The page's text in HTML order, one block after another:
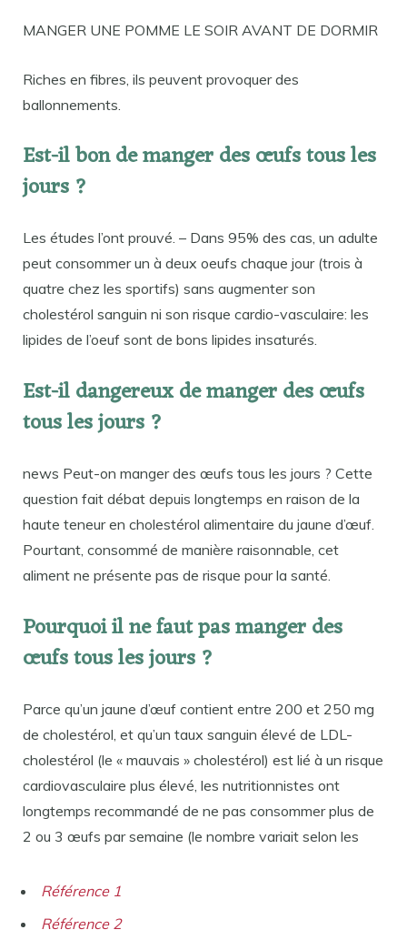
MANGER UNE POMME LE SOIR AVANT DE DORMIR
Riches en fibres, ils peuvent provoquer des
ballonnements.
Est-il bon de manger des œufs tous les
jours ?
Les études l’ont prouvé. – Dans 95% des cas, un adulte
peut consommer un à deux oeufs chaque jour (trois à
quatre chez les sportifs) sans augmenter son
cholestérol sanguin ni son risque cardio-vasculaire: les
lipides de l’oeuf sont de bons lipides insaturés.
Est-il dangereux de manger des œufs
tous les jours ?
news Peut-on manger des œufs tous les jours ? Cette
question fait débat depuis longtemps en raison de la
haute teneur en cholestérol alimentaire du jaune d’œuf.
Pourtant, consommé de manière raisonnable, cet
aliment ne présente pas de risque pour la santé.
Pourquoi il ne faut pas manger des
œufs tous les jours ?
Parce qu’un jaune d’œuf contient entre 200 et 250 mg
de cholestérol, et qu’un taux sanguin élevé de LDL-
cholestérol (le « mauvais » cholestérol) est lié à un risque
cardiovasculaire plus élevé, les nutritionnistes ont
longtemps recommandé de ne pas consommer plus de
2 ou 3 œufs par semaine (le nombre variait selon les
Référence 1
Référence 2